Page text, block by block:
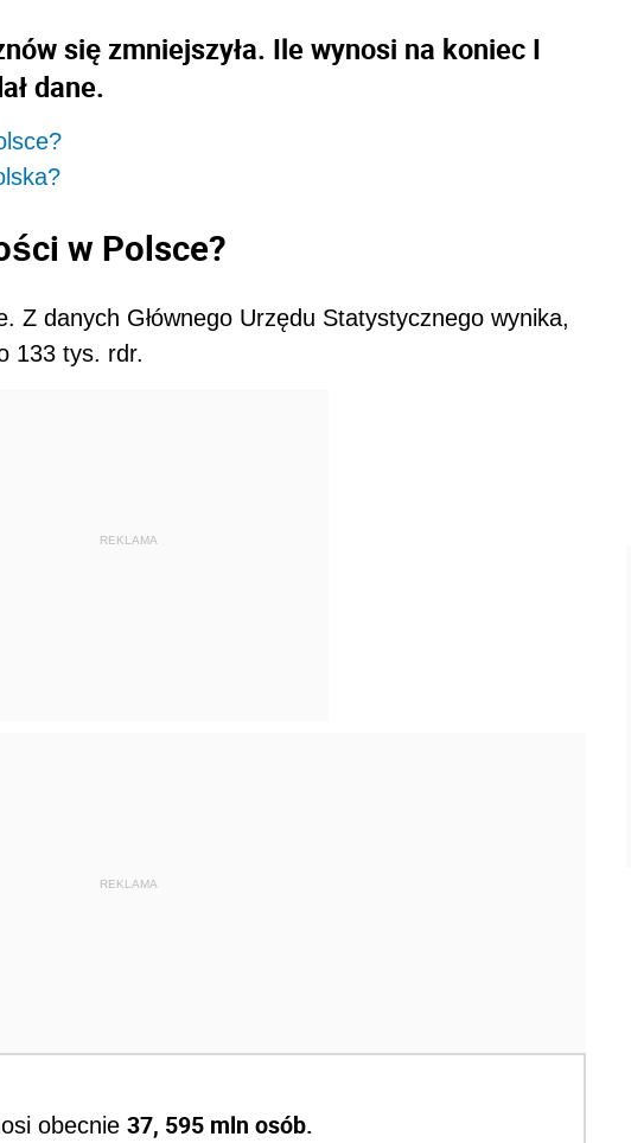
się zmniejszyła. Ile wynosi na koniec I
dane.
w Polsce?
Z danych Głównego Urzędu Statystycznego wynika,
133 tys. rdr.
REKLAMA
REKLAMA
obecnie 37, 595 mln osób.